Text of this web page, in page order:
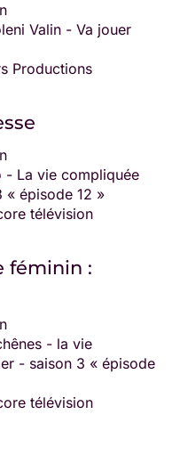
Valin - Va jouer
Productions
- La vie compliquée
« épisode 12 »
télévision
féminin :
- la vie
- saison 3 « épisode
télévision